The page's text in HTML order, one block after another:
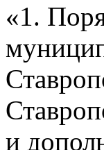
«1.
и